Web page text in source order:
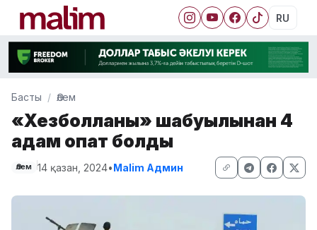
RU
Басты Әлем
«Хезболланың» шабуылынан 4
адам опат болды
Әлем 14 қазан, 2024•Malim Админ